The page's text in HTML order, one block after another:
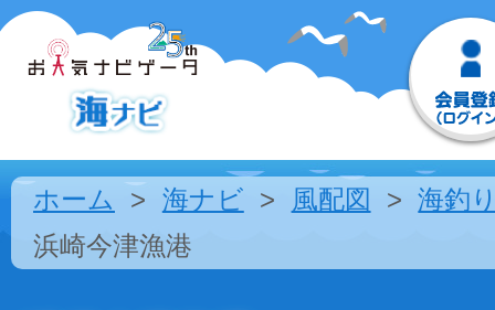
ホーム 海ナビ 風配図
海釣
浜崎今津漁港